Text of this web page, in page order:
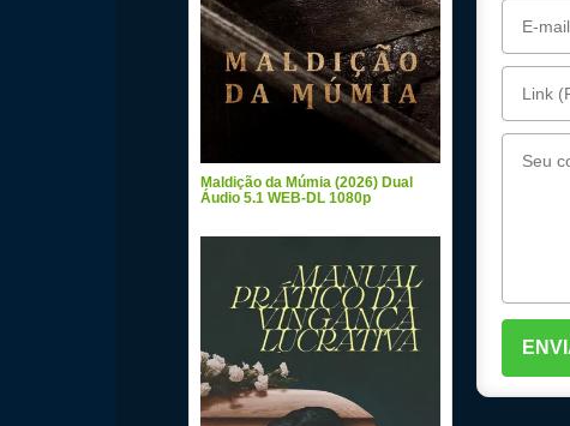
Maldição da Múmia (2026) Dual
Áudio 5.1 WEB-DL 1080p